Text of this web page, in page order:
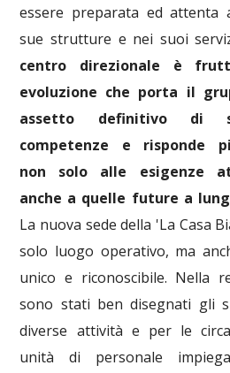
essere preparata ed attenta
sue strutture e nei suoi
centro direzionale è
evoluzione che porta il
assetto definitivo di
competenze e risponde
non solo alle esigenze
anche a quelle future a
La nuova sede della 'La Casa
solo luogo operativo, ma
unico e riconoscibile. Nella
sono stati ben disegnati gli
diverse attività e per le
unità di personale